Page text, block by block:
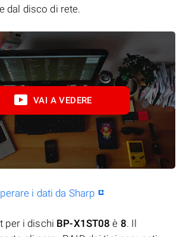
dal disco di rete.
VAI A VEDERE
i dati da Sharp
per i dischi BP-X1ST08 è 8. Il